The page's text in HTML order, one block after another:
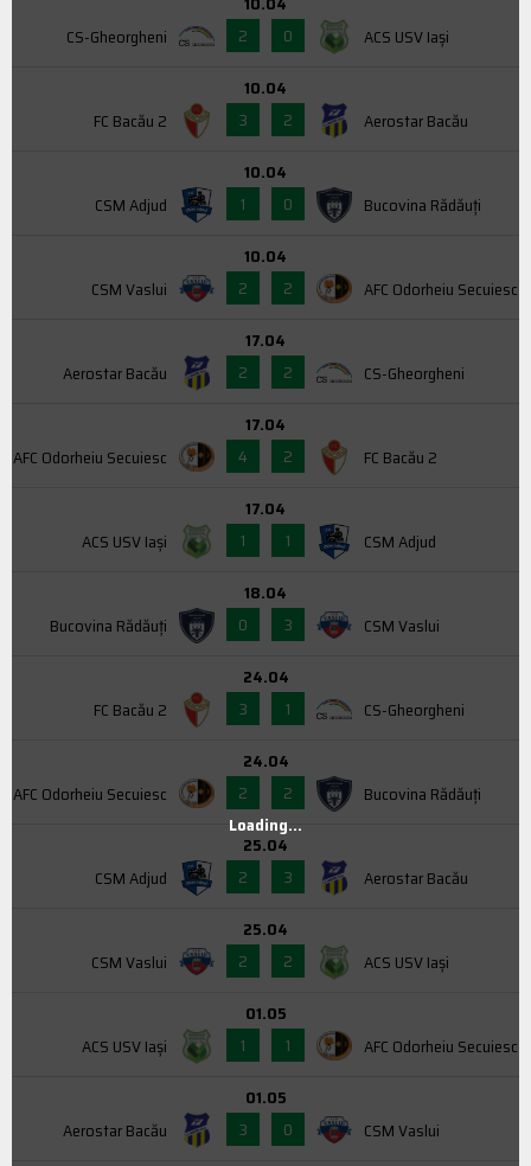
CS-Gheorgheni
2
0 ACS USV Iaşi
FC Bacău 2
10.04
3
2 Aerostar Bacău
CSM Adjud
10.04
1
0 Bucovina Rădăuți
CSM Vaslui
10.04
2
2 AFC Odorheiu Secuiesc
Aerostar Bacău
17.04
2
2 CS-Gheorgheni
AFC Odorheiu Secuiesc
17.04
4
2 FC Bacău 2
ACS USV Iaşi
17.04
1
1 CSM Adjud
Bucovina Rădăuți
18.04
0
3 CSM Vaslui
FC Bacău 2
24.04
3
1 CS-Gheorgheni
AFC Odorheiu Secuiesc
24.04
2
2 Bucovina Rădăuți
CSM Adjud
25.04
2
3 Aerostar Bacău
CSM Vaslui
25.04
2
2 ACS USV Iaşi
ACS USV Iaşi
01.05
1
1 AFC Odorheiu Secuiesc
Aerostar Bacău
01.05
3
0 CSM Vaslui
Loading...